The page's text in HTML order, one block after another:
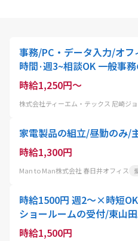
事務/PC・データ入力/オ
時間·週3~相談OK 一般事
時給1,250円～
家電製品の組立/昼勤のみ/
時給1,300円
Man to Man株式会社 春日井オフィス
時給1500円 週2～×時短
ショールームの受付/東山
時給1,500円